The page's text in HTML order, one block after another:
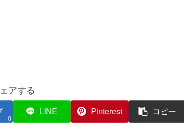
アする
0
LINE Pinterest コピー